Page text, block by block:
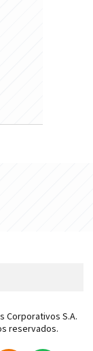
Corporativos S.A.
reservados.